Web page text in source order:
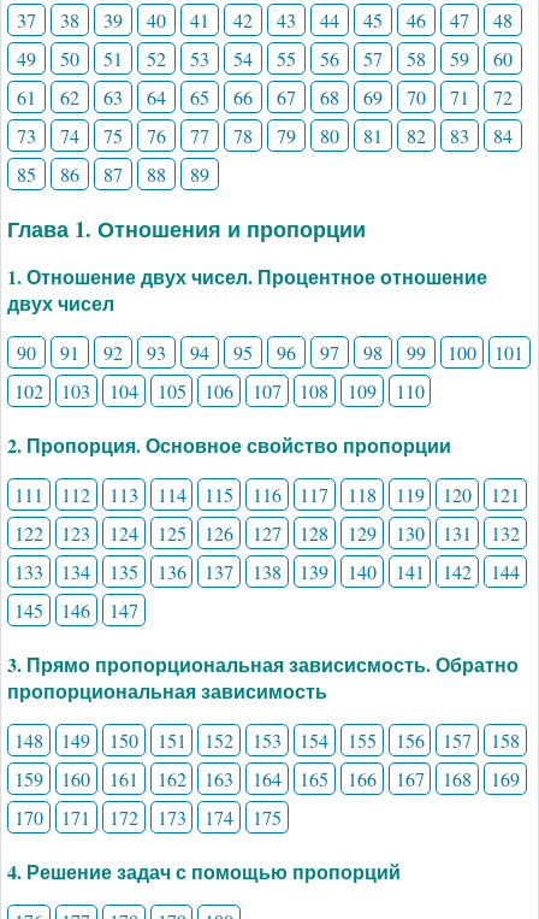
37
38 39 40 41 42 43 44 45 46 47
48
49
50 51 52 53 54 55 56 57 58 59
60
61
62 63 64 65 66 67 68 69 70 71
72
73
74 75 76 77 78 79 80 81 82 83
84
85
86 87 88 89
Глава 1. Отношения и пропорции
1. Отношение двух чисел. Процентное отношение
двух чисел
90 91 92 93 94 95 96 97 98 99 100
101
102
103 104 105 106 107 108 109 110
2. Пропорция. Основное свойство пропорции
111 112 113 114 115 116 117 118 119 120
121
122
123 124 125 126 127 128 129 130 131
132
133
134 135 136 137 138 139 140 141 142
144
145
146 147
3. Прямо пропорциональная зависисмость. Обратно
пропорциональная зависимость
148 149 150 151 152 153 154 155 156 157
158
159
160 161 162 163 164 165 166 167 168
169
170
171 172 173 174 175
4. Решение задач с помощью пропорций